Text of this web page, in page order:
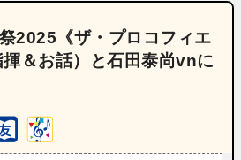
2025《ザ・プロコフィエ
＆お話）と石田泰尚vnに